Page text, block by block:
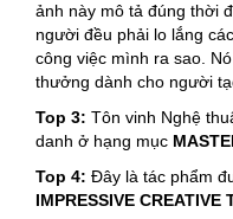
ảnh này mô tả đúng thời
người đều phải lo lắng
công việc mình ra sao.
thưởng dành cho người
Top 3: Tôn vinh Nghệ
danh ở hạng mục
Top 4: Đây là tác phẩm
IMPRESSIVE CREATIVE